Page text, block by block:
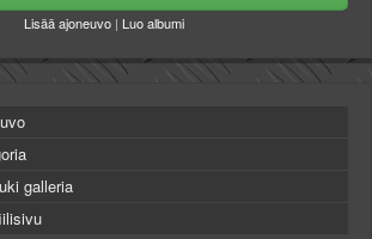
Lisää ajoneuvo | Luo albumi
galleria